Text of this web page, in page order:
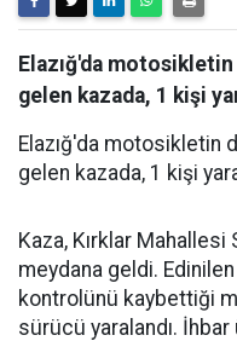
Elazığ'da
gelen kazada, 1 kişi
Elazığ'da motosikletin
gelen kazada, 1 kişi
Kaza, Kırklar
meydana geldi.
kontrolünü kaybettiği
sürücü yaralandı.